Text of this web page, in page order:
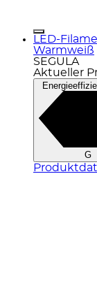
LED-
Warmweiß
SEGULA
Aktueller
G